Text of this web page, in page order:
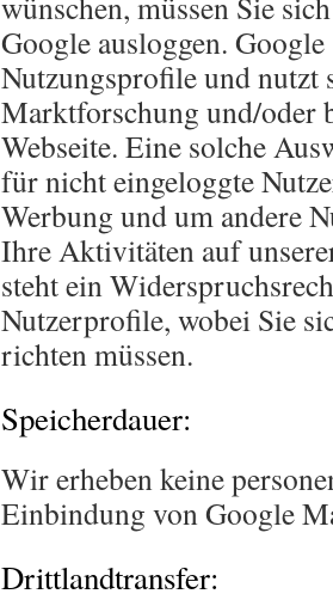
Google ausloggen.
Nutzungsprofile und nutzt
Marktforschung und/oder
Webseite. Eine solche
für nicht eingeloggte
Werbung und um andere
Ihre Aktivitäten auf
steht ein
Nutzerprofile, wobei Sie
richten müssen.
Speicherdauer:
Wir erheben keine
Einbindung von Google
Drittlandtransfer: